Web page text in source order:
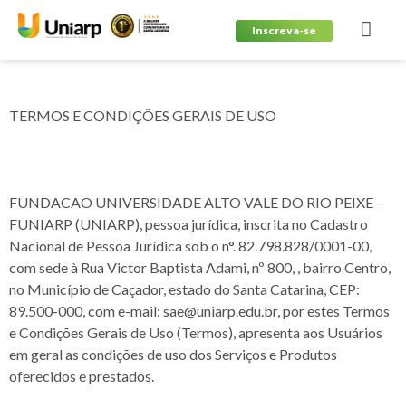
Inscreva-se
TERMOS E CONDIÇÕES GERAIS DE USO
FUNDACAO UNIVERSIDADE ALTO VALE DO RIO PEIXE –
FUNIARP (UNIARP), pessoa jurídica, inscrita no Cadastro
Nacional de Pessoa Jurídica sob o n°. 82.798.828/0001-00,
com sede à Rua Victor Baptista Adami, nº 800, , bairro Centro,
no Município de Caçador, estado do Santa Catarina, CEP:
89.500-000, com e-mail: sae@uniarp.edu.br, por estes Termos
e Condições Gerais de Uso (Termos), apresenta aos Usuários
em geral as condições de uso dos Serviços e Produtos
oferecidos e prestados.